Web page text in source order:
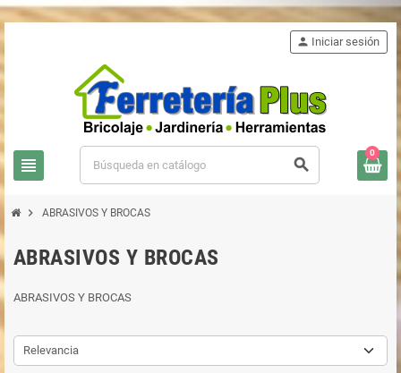
view_headline search
person Iniciar sesión
0
chevron_right ABRASIVOS Y BROCAS
ABRASIVOS Y BROCAS
ABRASIVOS Y BROCAS
Relevancia